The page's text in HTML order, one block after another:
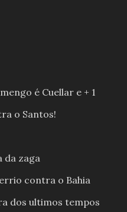
é Cuellar e + 1
o Santos!
da zaga
contra o Bahia
dos ultimos tempos